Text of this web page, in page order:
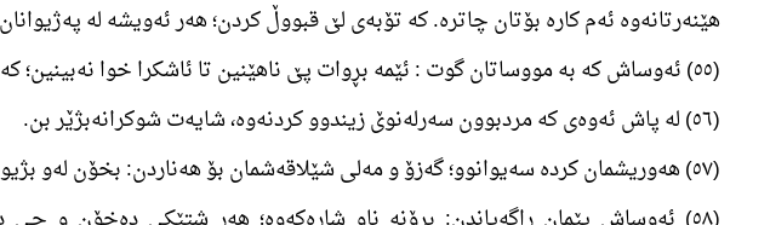
ھێنەرتانەوە ئەم کارە بۆتان چاترە. کە تۆبەی لێ قبووڵ کردن؛ ھەر ئەویشە لە
(٥٥) ئەوساش کە بە مووساتان گوت : ئێمە بڕوات پێ ناهێنین تا ئاشکرا خوا نەبینین؛ کە هەر لەبەر چاوی خۆتان برووسکەتان بەسەردا هات.
(٥٦) لە پاش ئەوەی کە مردبوون سەرلەنوێ زیندوو کردنەوە، شایەت شوکرانەبژێر بن.
(٥٧) ھەوریشمان کردە سەیوانوو؛ گەزۆ و مەلی شێلاقەشمان بۆ ھەناردن: بخۆن لەو بژیوە پاکەی بەشمان داون. ئەوان ناحەقیێکیان لە ئێمە نەکرد؛ دەربارەی خۆیان ناحەق بوون.